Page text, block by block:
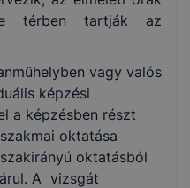
térben tartják az
vagy valós
képzési
a képzésben részt
oktatása
oktatásból
A vizsgát